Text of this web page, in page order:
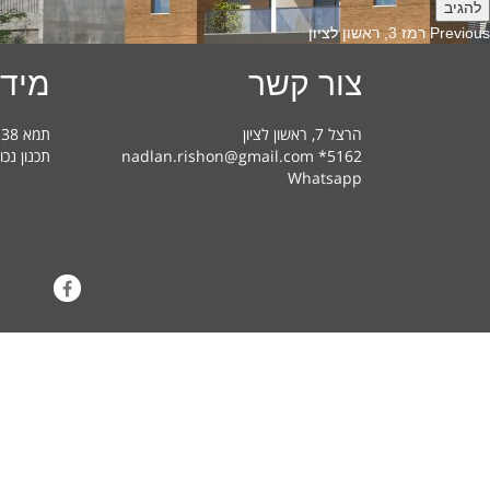
Previous
Previous
רמז 3, ראשון לציון
תמא 38 בראשון לציון – מדריך למשתמש
תכנון
צור קשר
הרצל 7, ראשון לציון
nadlan.rishon@gmail.com *5162
Whatsapp